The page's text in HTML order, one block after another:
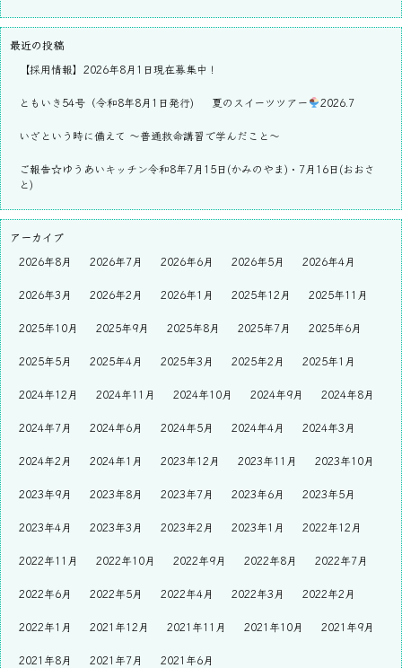
最近の投稿
【採用情報】2026年8月1日現在募集中！
ともいき54号（令和8年8月1日発行) 夏のスイーツツアー 2026.7
いざという時に備えて ～普通救命講習で学んだこと～
ご報告☆ゆうあいキッチン令和8年7月15日(かみのやま)・7月16日(おおさ
と)
アーカイブ
2026年8月
2026年7月 2026年6月 2026年5月 2026年4月
2026年3月 2026年2月 2026年1月 2025年12月 2025年11月
2025年10月 2025年9月 2025年8月 2025年7月 2025年6月
2025年5月 2025年4月 2025年3月 2025年2月 2025年1月
2024年12月 2024年11月 2024年10月 2024年9月 2024年8月
2024年7月 2024年6月 2024年5月 2024年4月 2024年3月
2024年2月 2024年1月 2023年12月 2023年11月 2023年10月
2023年9月 2023年8月 2023年7月 2023年6月 2023年5月
2023年4月 2023年3月 2023年2月 2023年1月 2022年12月
2022年11月 2022年10月 2022年9月 2022年8月 2022年7月
2022年6月 2022年5月 2022年4月 2022年3月 2022年2月
2022年1月 2021年12月 2021年11月 2021年10月 2021年9月
2021年8月 2021年7月 2021年6月